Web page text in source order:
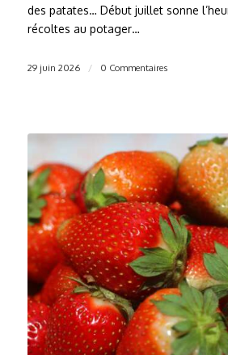
des patates… Début juillet sonne
récoltes au potager…
29 juin 2026 / 0 Commentaires